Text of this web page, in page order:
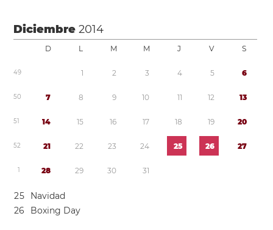
Diciembre2014
D L M M J V S
49 1 2 3 4 5 6
50 7 8 9 10 11 12 13
51 14 15 16 17 18 19 20
52 21 22 23 24 25 26 27
1 28 29 30 31
25
Navidad
26 Boxing Day